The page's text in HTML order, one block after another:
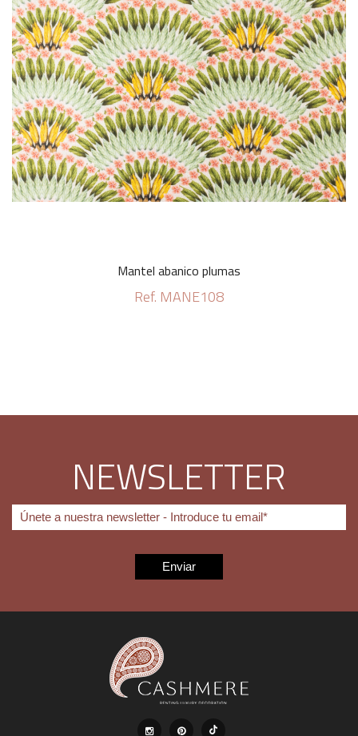
Mantel abanico plumas
Ref. MANE108
NEWSLETTER